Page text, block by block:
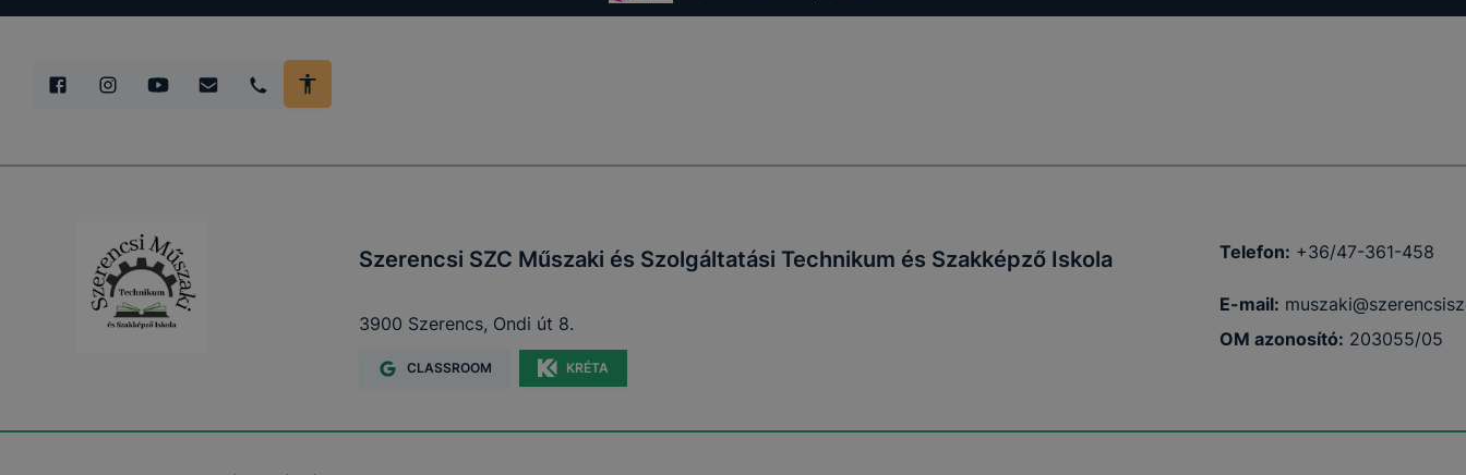
Szerencsi SZC Műszaki és Szolgáltatási Technikum és Szakképző Iskola
3900 Szerencs, Ondi út 8.
CLASSROOM KRÉTA
Telefon: +36/47-361-458
E-mail:
OM azonosító: 203055/05